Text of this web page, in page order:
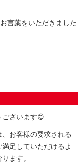
言葉をいただきました
ございます😊
お客様の要求される
足していただけるよ
ます。